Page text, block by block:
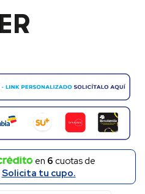
en 6 cuotas de
Solicita tu cupo.